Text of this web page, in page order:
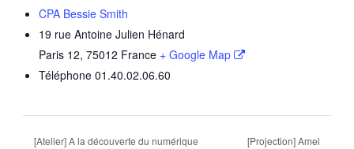
CPA Bessie Smith
19 rue Antoine Julien Hénard
Paris 12, 75012 France + Google Map
Téléphone 01.40.02.06.60
[Atelier] A la découverte du numérique [Projection] Amel